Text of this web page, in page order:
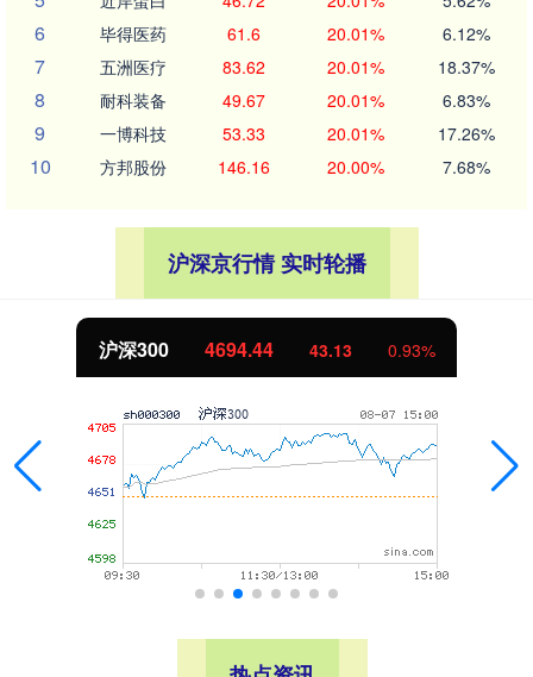
6 毕得医药 61.6 20.01% 6.12%
7 五洲医疗 83.62 20.01% 18.37%
8 耐科装备 49.67 20.01% 6.83%
9 一博科技 53.33 20.01% 17.26%
10 方邦股份 146.16 20.00% 7.68%
沪深京行情 实时轮播
北证50 1134.24 11.37 1.01%